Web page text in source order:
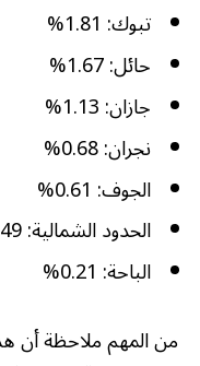
تبوك: 1.81%
حائل: 1.67%
جازان: 1.13%
نجران: 0.68%
الجوف: 0.61%
الحدود الشمالية: 0.49%
الباحة: 0.21%
من المهم ملاحظة